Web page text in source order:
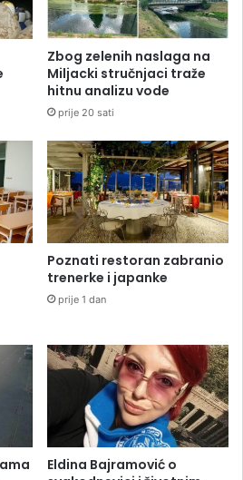
Zbog zelenih naslaga na
Miljacki stručnjaci traže
hitnu analizu vode
prije 20 sati
Poznati restoran zabranio
trenerke i japanke
prije 1 dan
Eldina Bajramović o